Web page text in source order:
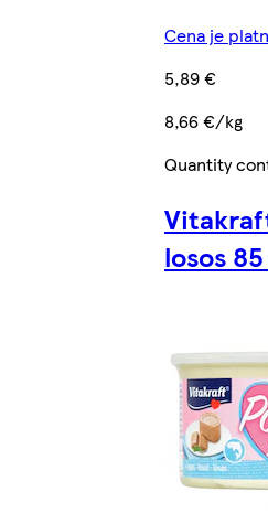
Cena je
5,89 €
8,66 €/kg
Quantity
losos